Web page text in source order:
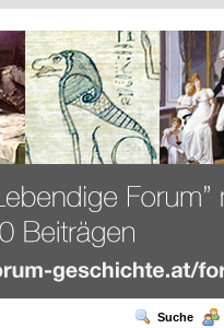
Suche